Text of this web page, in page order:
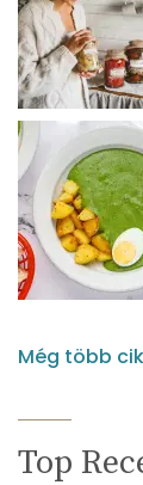
Még több
Top